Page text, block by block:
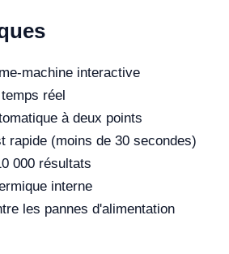
machine interactive
réel
à deux points
rapide (moins de 30 secondes)
000 résultats
interne
les pannes d'alimentation